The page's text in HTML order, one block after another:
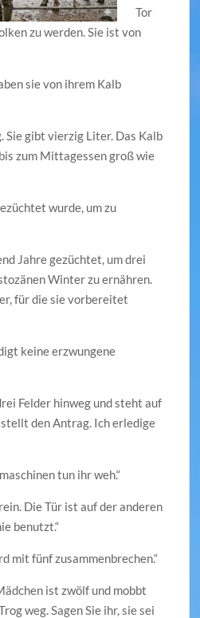
Tor
zu werden. Sie ist von
sie von ihrem Kalb
Sie gibt vierzig Liter. Das Kalb
zum Mittagessen groß wie
wurde, um zu
Jahre gezüchtet, um drei
Winter zu ernähren.
für die sie vorbereitet
keine erzwungene
Felder hinweg und steht auf
den Antrag. Ich erledige
tun ihr weh.“
Die Tür ist auf der anderen
benutzt.“
mit fünf zusammenbrechen.“
ist zwölf und mobbt
weg. Sagen Sie ihr, sie sei